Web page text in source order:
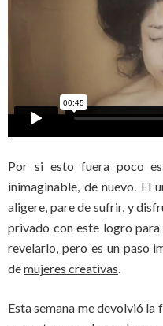
Por si esto fuera poco
inimaginable, de nuevo. El
aligere, pare de sufrir, y
privado con este logro
revelarlo, pero es un paso
demujeres creativas.
Esta semana me devolvió la